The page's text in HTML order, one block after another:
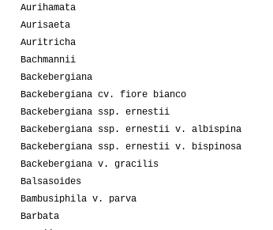
Aurihamata
Aurisaeta
Auritricha
Bachmannii
Backebergiana
Backebergiana cv. fiore bianco
Backebergiana ssp. ernestii
Backebergiana ssp. ernestii v. albispina
Backebergiana ssp. ernestii v. bispinosa
Backebergiana v. gracilis
Balsasoides
Bambusiphila v. parva
Barbata